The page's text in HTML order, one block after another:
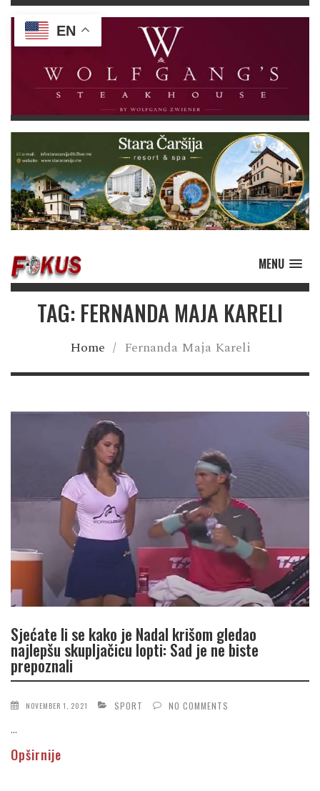
MENU
TAG: FERNANDA MAJA KARELI
Home / Fernanda Maja Kareli
Sjećate li se kako je Nadal krišom gledao
najlepšu skupljačicu lopti: Sad je ne biste
prepoznali
NOVEMBER 1, 2021 SPORT NO COMMENTS
...
Opširnije
EN